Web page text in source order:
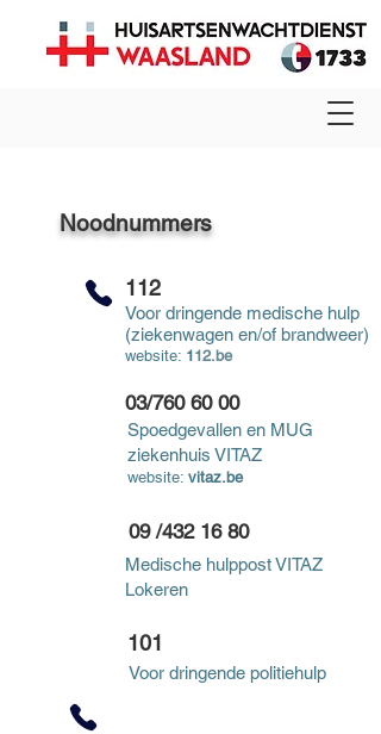
Noodnummers
112
Voor dringende medische hulp
(ziekenwagen en/of brandweer)
website: 1 12.be
03/760 60 00
Spoedgevallen en MUG
ziekenhuis VITAZ
website: vitaz.be
09 /432 16 80
Medische hulppost VITAZ
Lokeren
101
Voor dringende politiehulp